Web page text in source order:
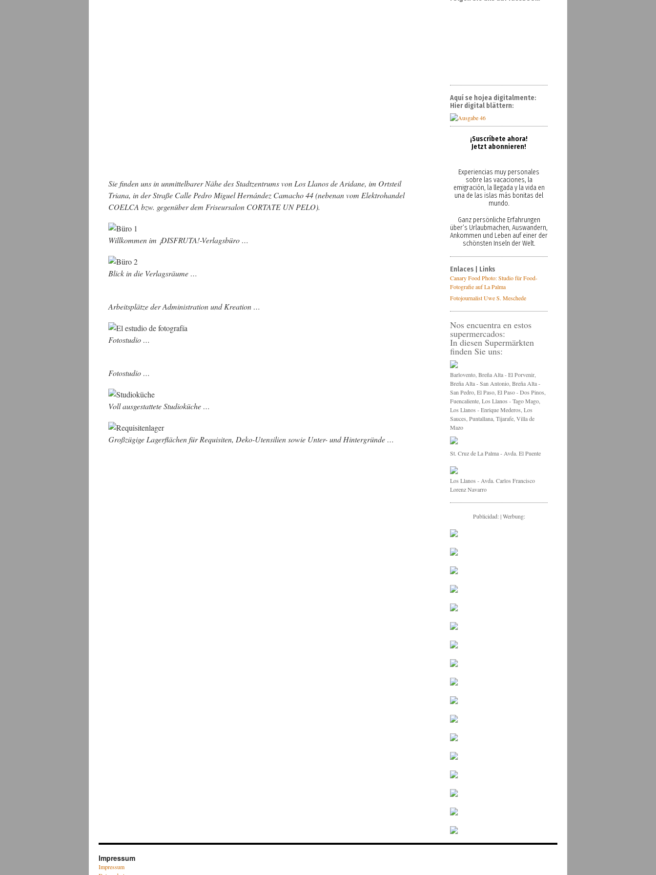
Sie finden uns in unmittelbarer Nähe des Stadtzentrums von Los Llanos de Aridane, im Ortsteil
Triana, in der Straße Calle Pedro Miguel Hernández Camacho 44 (nebenan vom Elektrohandel
COELCA bzw. gegenüber dem Friseursalon CORTATE UN PELO).
Willkommen im ¡DISFRUTA!-Verlagsbüro …
Blick in die Verlagsräume …
Arbeitsplätze der Administration und Kreation …
Fotostudio …
Fotostudio …
Voll ausgestattete Studioküche …
Großzügige Lagerflächen für Requisiten, Deko-Utensilien sowie Unter- und Hintergründe …
Aquí se hojea digitalmente:
Hier digital blättern:
¡Suscríbete ahora!
Jetzt abonnieren!
Experiencias muy personales
sobre las vacaciones, la
emigración, la llegada y la vida en
una de las islas más bonitas del
mundo.
Ganz persönliche Erfahrungen
über’s Urlaubmachen, Auswandern,
Ankommen und Leben auf einer der
schönsten Inseln der Welt.
Enlaces | Links
Canary Food Photo: Studio für Food-
Fotografie auf La Palma
Fotojournalist Uwe S. Meschede
Nos encuentra en estos
supermercados:
In diesen Supermärkten
finden Sie uns:
Barlovento, Breña Alta - El Porvenir,
Breña Alta - San Antonio, Breña Alta -
San Pedro, El Paso, El Paso - Dos Pinos,
Fuencaliente, Los Llanos - Tago Mago,
Los Llanos - Enrique Mederos, Los
Sauces, Puntallana, Tijarafe, Villa de
Mazo
St. Cruz de La Palma - Avda. El Puente
Los Llanos - Avda. Carlos Francisco
Lorenz Navarro
Publicidad: | Werbung:
Impressum
Impressum